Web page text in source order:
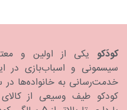
کودَکو یکی از اولین و
خدمت‌رسانی به خانواده‌ها در
كودكو طیف وسیعی از